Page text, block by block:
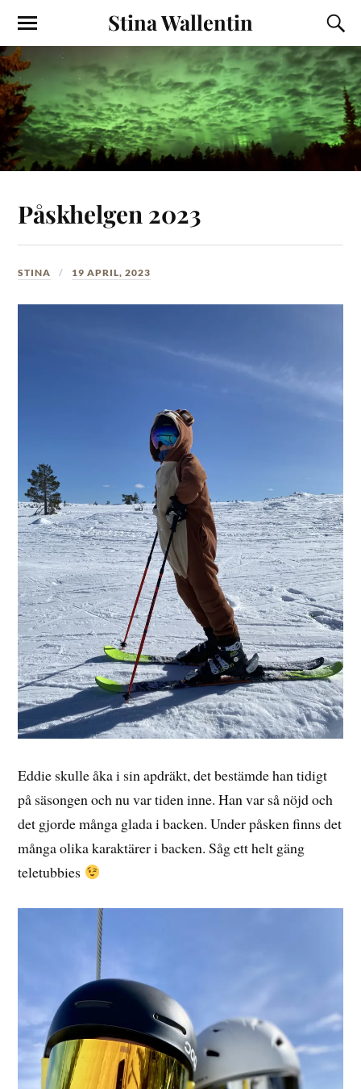
Stina Wallentin
Påskhelgen 2023
STINA 19 APRIL, 2023
Eddie skulle åka i sin apdräkt, det bestämde han tidigt
på säsongen och nu var tiden inne. Han var så nöjd och
det gjorde många glada i backen. Under påsken finns det
många olika karaktärer i backen. Såg ett helt gäng
teletubbies